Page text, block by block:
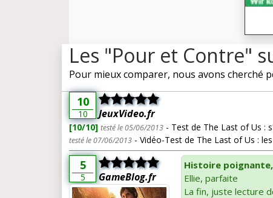
Les "Pour et Contre"
Pour mieux comparer, nous avons cherché
10
10 JeuxVideo.fr
[10/10] testé le 05/06/2013 - Test de The Last of Us :
testé le 07/06/2013 - Vidéo-Test de The Last of Us :
5
5 GameBlog.fr
Histoire
Ellie, parfaite
La fin, juste lecture